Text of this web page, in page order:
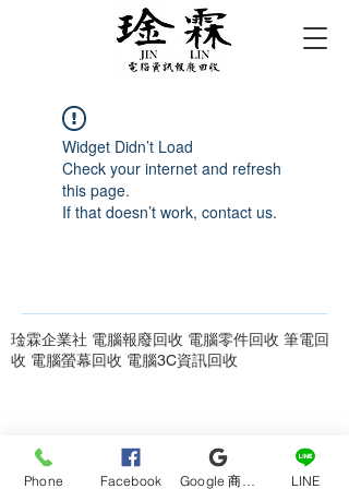
Widget Didn’t Load
Check your internet and refresh
this page.
If that doesn’t work, contact us.
琻霖企業社 電腦報廢回收 電腦零件回收 筆電回
收 電腦螢幕回收 電腦3C資訊回收
Phone Facebook LINE